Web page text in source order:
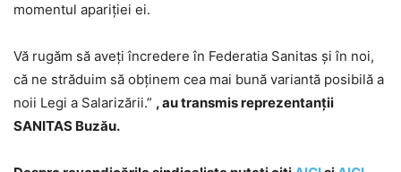
momentul apariției ei.
Vă rugăm să aveți încredere în Federatia Sanitas și în noi,
că ne străduim să obținem cea mai bună variantă posibilă a
noii Legi a Salarizării.” , au transmis reprezentanții
SANITAS Buzău.